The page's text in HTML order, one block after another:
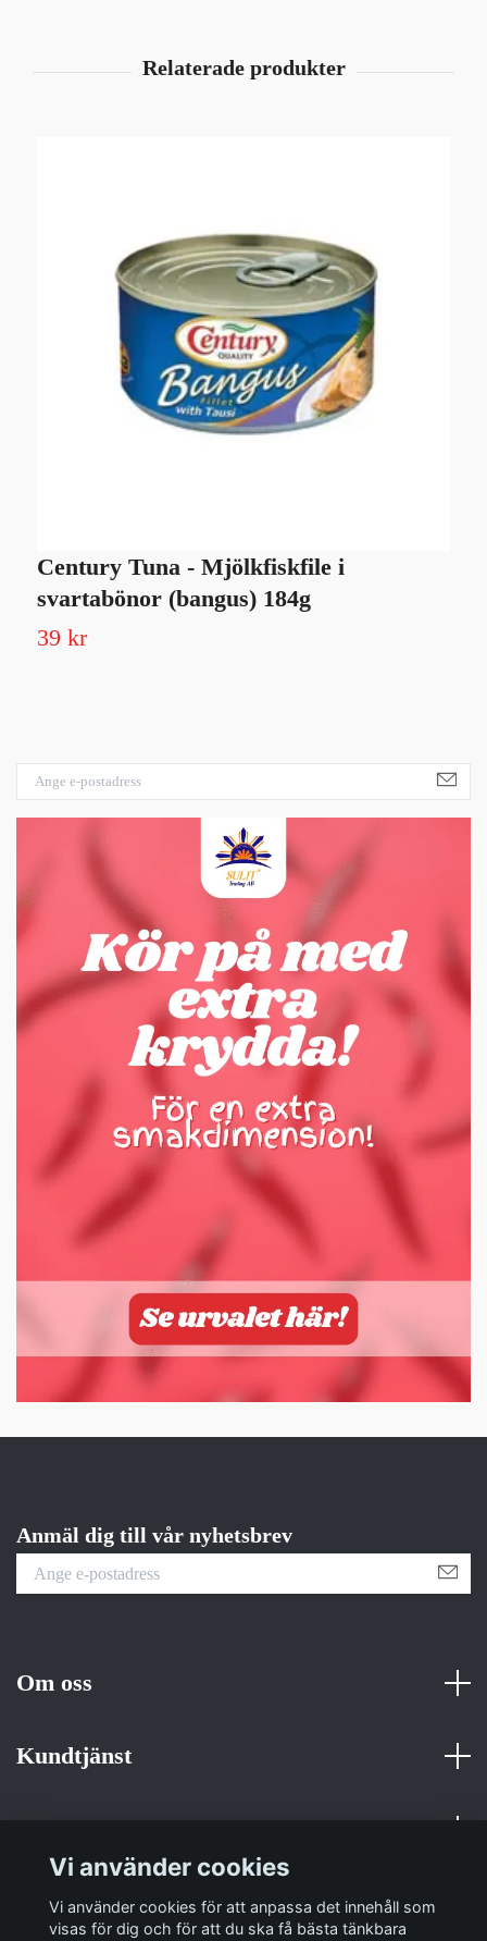
Century Tuna - Mjölkfiskfile i
svartabönor (bangus) 184g
39 kr
Anmäl dig till vår nyhetsbrev
Om oss
Kundtjänst
Sociala medier
Vi använder cookies
Vi använder cookies för att anpassa det innehåll som
visas för dig och för att du ska få bästa tänkbara